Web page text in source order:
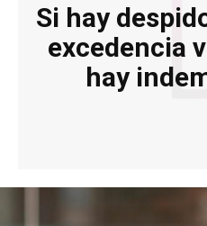
Si hay despido colectivo en
excedencia
hay